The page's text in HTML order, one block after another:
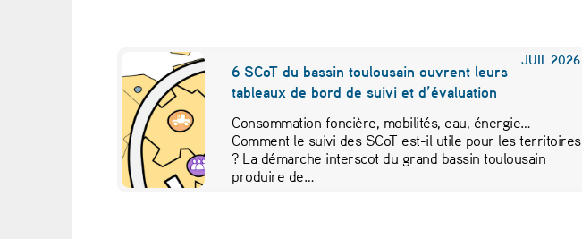
v
i
l
JUIL 2026
6 SCoT du bassin toulousain ouvrent leurs
tableaux de bord de suivi et d’évaluation
Consommation foncière, mobilités, eau, énergie…
Comment le suivi des SCoT est-il utile pour les territoires
? La démarche interscot du grand bassin toulousain
produire de…